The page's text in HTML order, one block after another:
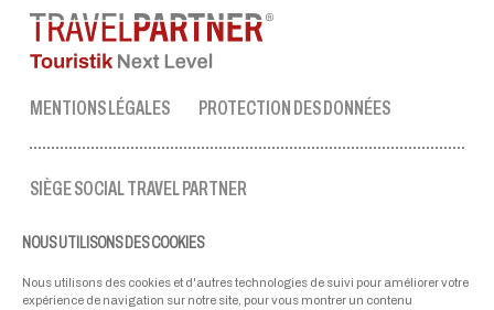
NOUS UTILISONS DES COOKIES
Nous utilisons des cookies et d'autres technologies de suivi pour améliorer votre
expérience de navigation sur notre site, pour vous montrer un contenu
MENTIONS LÉGALES PROTECTION DES DONNÉES
SIÈGE SOCIAL TRAVEL PARTNER
lun-ven : 09:00 - 17:00 heures
ellmau@travel-partner.com